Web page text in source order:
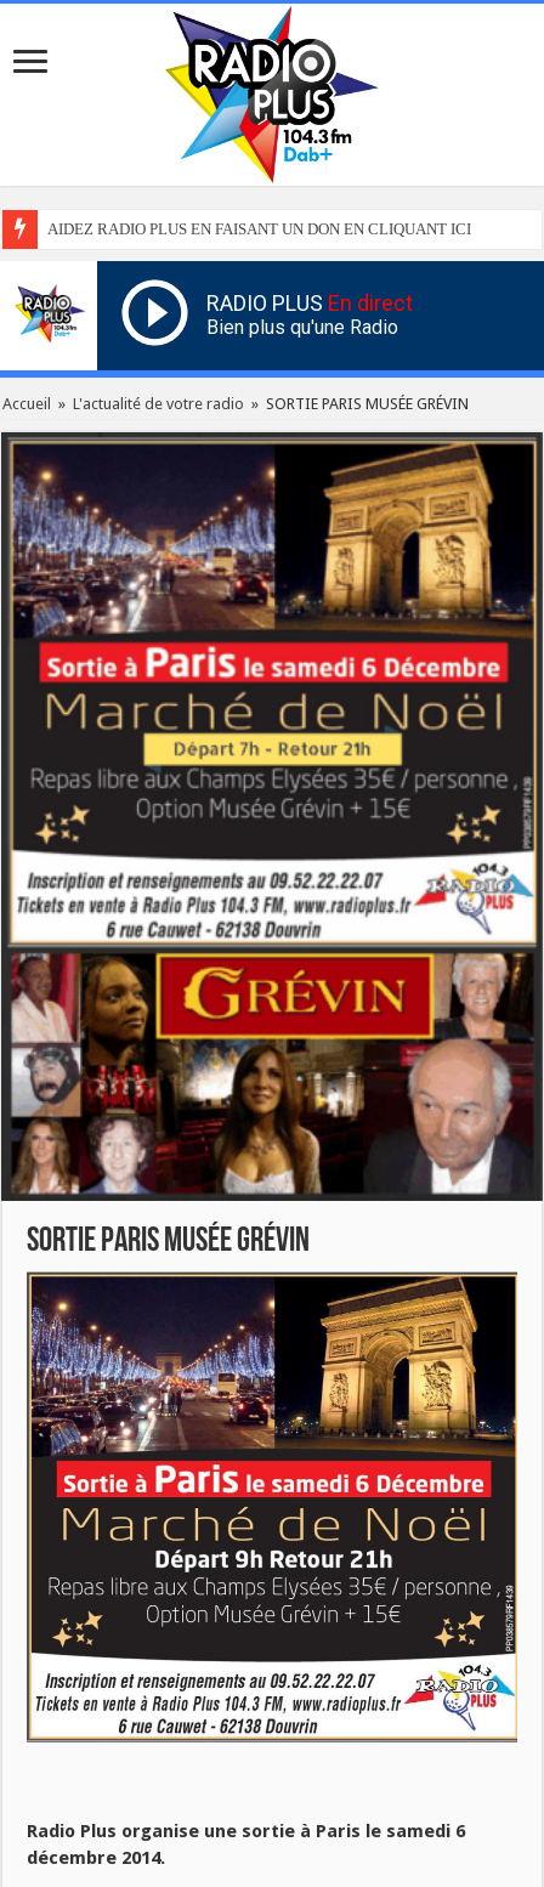
AIDEZ RADIO PLUS EN FAISANT UN DON EN CLIQUANT ICI
RADIO PLUS En direct
Bien plus qu'une Radio
Accueil » L'actualité de votre radio » SORTIE PARIS MUSÉE GRÉVIN
SORTIE PARIS MUSÉE GRÉVIN
Radio Plus organise une sortie à Paris le samedi 6
décembre 2014.